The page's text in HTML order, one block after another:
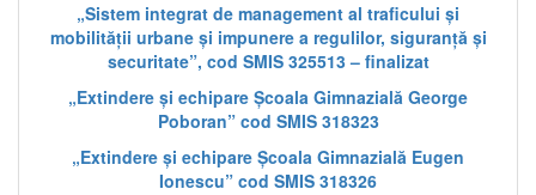
„Sistem integrat de management al traficului și
mobilității urbane și impunere a regulilor, siguranță și
securitate”, cod SMIS 325513 – finalizat
„Extindere și echipare Școala Gimnazială George
Poboran” cod SMIS 318323
„Extindere și echipare Școala Gimnazială Eugen
Ionescu” cod SMIS 318326